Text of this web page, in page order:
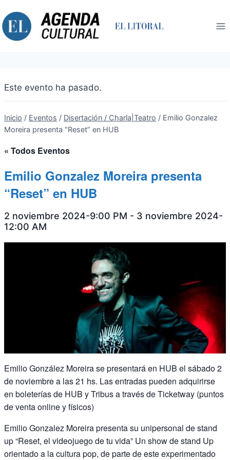
al
contenido
Este evento ha pasado.
Inicio / Eventos / Disertación / Charla|Teatro / Emilio Gonzalez
Moreira presenta “Reset” en HUB
« Todos Eventos
Emilio Gonzalez Moreira presenta
“Reset” en HUB
2 noviembre 2024-9:00 PM - 3 noviembre 2024-
12:00 AM
Emilio González Moreira se presentará en HUB el sábado 2
de noviembre a las 21 hs. Las entradas pueden adquirirse
en boleterías de HUB y Tribus a través de Ticketway (puntos
de venta online y físicos)
Emilio Gonzalez Moreira presenta su unipersonal de stand
up “Reset, el videojuego de tu vida” Un show de stand Up
orientado a la cultura pop, de parte de este experimentado